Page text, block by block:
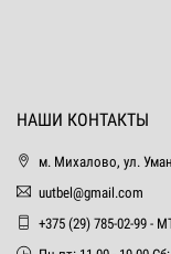
НАШИ КОНТАКТЫ
м. Михалово, ул.
uutbel@gmail.com
+375 (29) 785-02-99 -